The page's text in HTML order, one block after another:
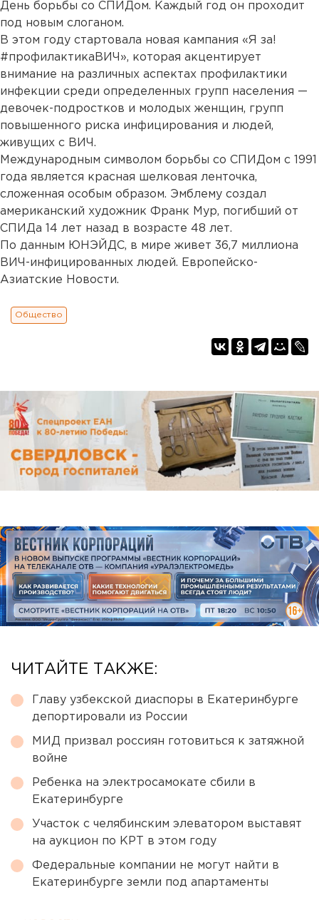
День борьбы со СПИДом. Каждый год он проходит
под новым слоганом.
В этом году стартовала новая кампания «Я за!
#профилактикаВИЧ», которая акцентирует
внимание на различных аспектах профилактики
инфекции среди определенных групп населения —
девочек-подростков и молодых женщин, групп
повышенного риска инфицирования и людей,
живущих с ВИЧ.
Международным символом борьбы со СПИДом с 1991
года является красная шелковая ленточка,
сложенная особым образом. Эмблему создал
американский художник Франк Мур, погибший от
СПИДа 14 лет назад в возрасте 48 лет.
По данным ЮНЭЙДС, в мире живет 36,7 миллиона
ВИЧ-инфицированных людей. Европейско-
Азиатские Новости.
Общество
ЧИТАЙТЕ ТАКЖЕ:
Главу узбекской диаспоры в Екатеринбурге
депортировали из России
МИД призвал россиян готовиться к затяжной
войне
Ребенка на электросамокате сбили в
Екатеринбурге
Участок с челябинским элеватором выставят
на аукцион по КРТ в этом году
Федеральные компании не могут найти в
Екатеринбурге земли под апартаменты